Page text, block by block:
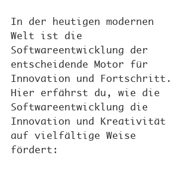
In der heutigen modernen
Welt ist die
Softwareentwicklung der
entscheidende Motor für
Innovation und Fortschritt.
Hier erfährst du, wie die
Softwareentwicklung die
Innovation und Kreativität
auf vielfältige Weise
fördert: